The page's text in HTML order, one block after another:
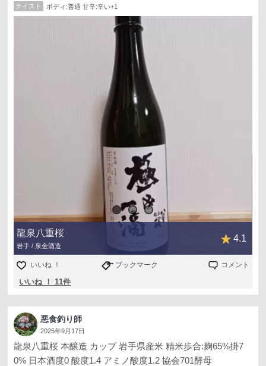
酸が良いので燗あがりしそうな予感。
ということで燗にしてみると、上立ち香は、酸が更に増し
て、アルコール感も強く感じられる。
含むと、甘旨みも増して感じるが、やはり酸が強く主張し
今年４月の「極み一滴生（雄町）」とそれを火入れして約
４か月間 龍泉洞の低温セラーで熟成させ８月２５日に龍泉
洞から出した「秋あがり」を飲みくらべてお酒の時間経過
による変化を楽しんでほしい！
特別純米酒・火入れ
テイスト
ボディ:普通 甘辛:辛い+1
龍泉八重桜
岩手 / 泉金酒造
4.1
いいね ！ ブックマーク コメント
いいね ！ 11件
悪食釣り師
2025年9月17日
龍泉八重桜 本醸造 カップ 岩手県産米 精米歩合:麹65%掛7
0% 日本酒度0 酸度1.4 アミノ酸度1.2 協会701酵母